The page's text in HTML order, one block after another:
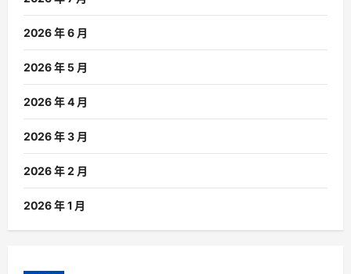
2026 年 6 月
2026 年 5 月
2026 年 4 月
2026 年 3 月
2026 年 2 月
2026 年 1 月